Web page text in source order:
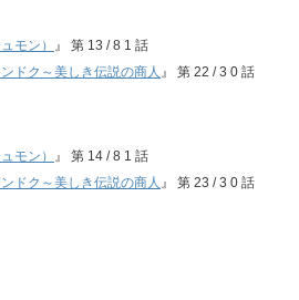
モン）
』 第 13 / 8 1 話
ドク～美しき伝説の商人 』 第 22 / 3 0 話
モン）
』 第 14 / 8 1 話
ドク～美しき伝説の商人 』 第 23 / 3 0 話